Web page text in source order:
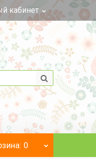
кабинет
: 0